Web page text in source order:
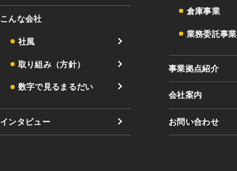
こんな会社
社風
取り組み（方針）
数字で見るまるだい
インタビュー
倉庫事業
業務委託事業
事業拠点紹介
会社案内
お問い合わせ